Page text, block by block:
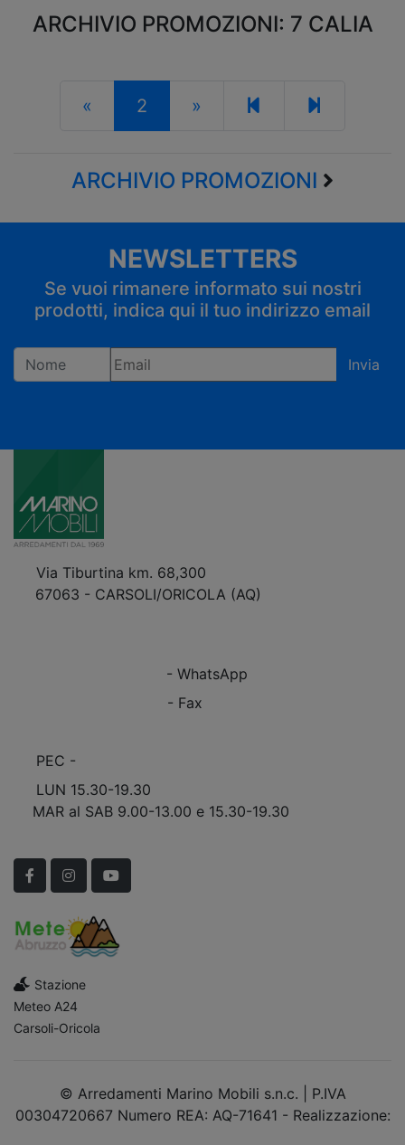
ARCHIVIO PROMOZIONI: 7 CALIA
« 2 »
ARCHIVIO PROMOZIONI
NEWSLETTERS
Se vuoi rimanere informato sui nostri
prodotti, indica qui il tuo indirizzo email
Invia
Via Tiburtina km. 68,300
67063 - CARSOLI/ORICOLA (AQ)
- WhatsApp
- Fax
PEC -
LUN 15.30-19.30
MAR al SAB 9.00-13.00 e 15.30-19.30
FacebookInstagramYouTube
Stazione
Meteo A24
Carsoli-Oricola
© Arredamenti Marino Mobili s.n.c. | P.IVA
00304720667 Numero REA: AQ-71641 - Realizzazione: